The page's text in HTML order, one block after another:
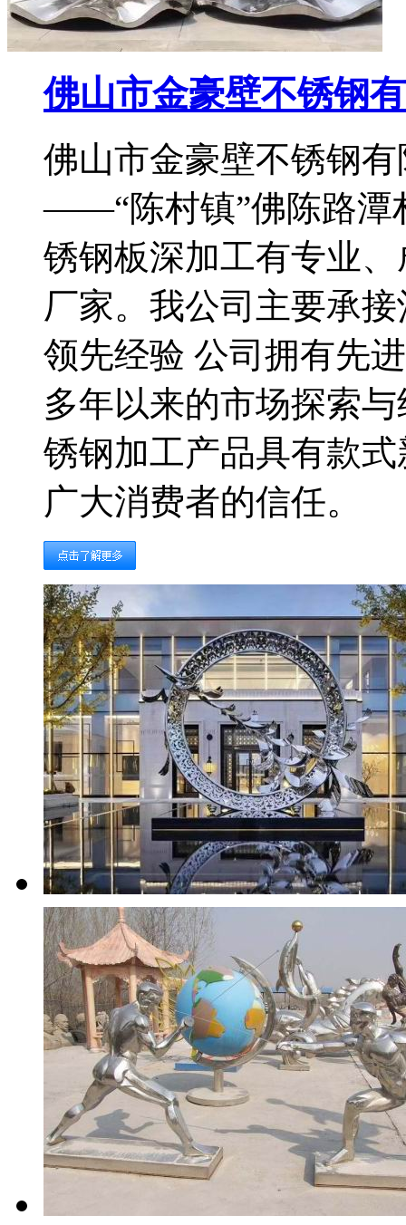
佛山市金豪壁不锈钢
佛山市金豪壁不锈钢
——“陈村镇”佛陈路潭
锈钢板深加工有专业
厂家。我公司主要承
领先经验 公司拥有先
多年以来的市场探索
锈钢加工产品具有款
广大消费者的信任。